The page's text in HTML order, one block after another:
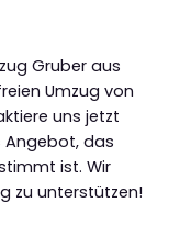
Gruber aus
Umzug von
uns jetzt
Angebot, das
ist. Wir
zu unterstützen!